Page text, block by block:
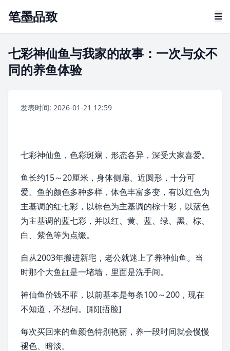
笔墨品致
七彩神仙鱼与我家的故事：一次与众不
同的养鱼体验
发表时间: 2026-01-21 12:59
七彩神仙鱼 ，色彩斑斓，形态各异，深受大家喜爱。
鱼长约15～20厘米，身体侧扁、近圆形，十分可
爱。鱼的颜色多种多样，体色丰富多变，有以红色为
主基调的红七彩，以棕色为主基调的棕十彩，以蓝色
为主基调的蓝七彩，并以红、黄、蓝、绿、黑、棕、
白、紫色等为点缀。
自从2003年搬进新宅，老公就迷上了养神仙鱼。当
时那个大鱼缸是一堵墙，里面是洗手间。
神仙鱼价钱不菲，以前基本是每条100～200，现在
不知道，不想问。[耶][捂脸]
每次买回来的鱼颜色特别艳丽，养一段时间就会慢慢
褪色、暗淡。